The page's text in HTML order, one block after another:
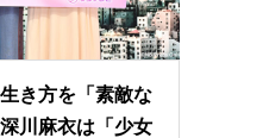
き方を「素敵な
川麻衣は「少女